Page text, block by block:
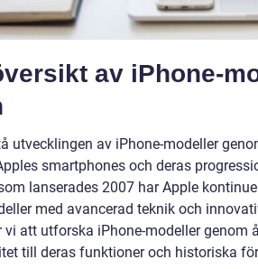
av iPhone-
utvecklingen av iPhone-modeller
smartphones och deras
lanserades 2007 har Apple
med avancerad teknik och
vi att utforska iPhone-modeller genom
till deras funktioner och historiska